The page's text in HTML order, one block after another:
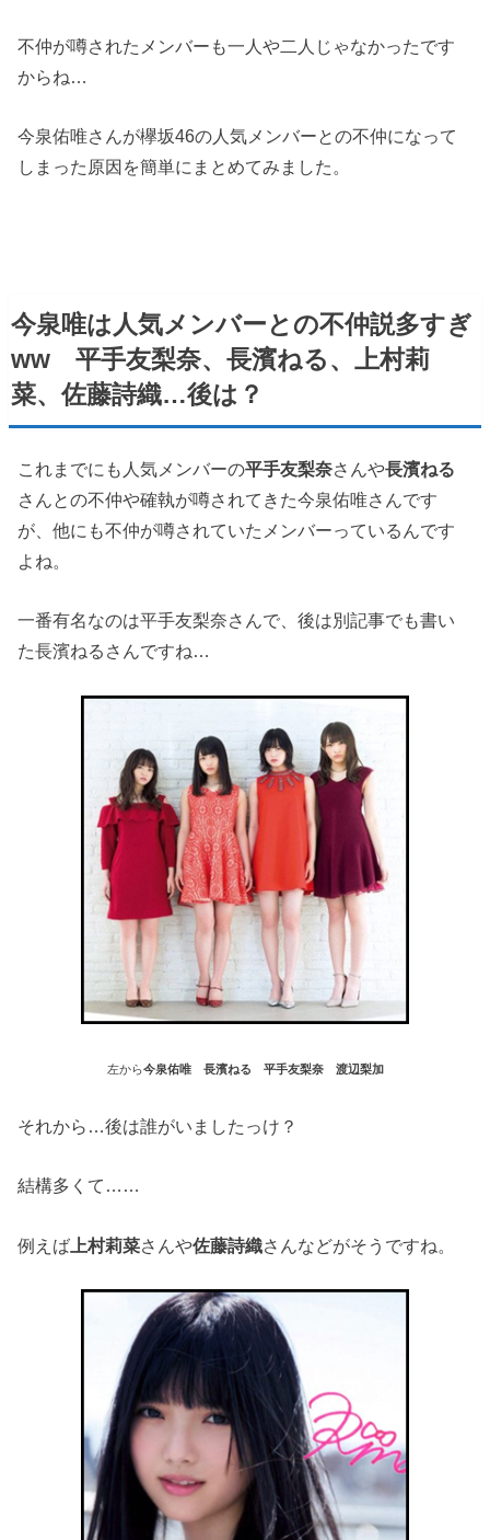
不仲が噂されたメンバーも一人や二人じゃなかったです
からね…
今泉佑唯さんが欅坂46の人気メンバーとの不仲になって
しまった原因を簡単にまとめてみました。
今泉唯は人気メンバーとの不仲説多すぎ
ww平手友梨奈、長濱ねる、上村莉
菜、佐藤詩織…後は？
これまでにも人気メンバーの平手友梨奈さんや長濱ねる
さんとの不仲や確執が噂されてきた今泉佑唯さんです
が、他にも不仲が噂されていたメンバーっているんです
よね。
一番有名なのは平手友梨奈さんで、後は別記事でも書い
た長濱ねるさんですね…
左から今泉佑唯 長濱ねる 平手友梨奈 渡辺梨加
それから…後は誰がいましたっけ？
結構多くて……
例えば 上村莉菜さんや佐藤詩織さんなどがそうですね。